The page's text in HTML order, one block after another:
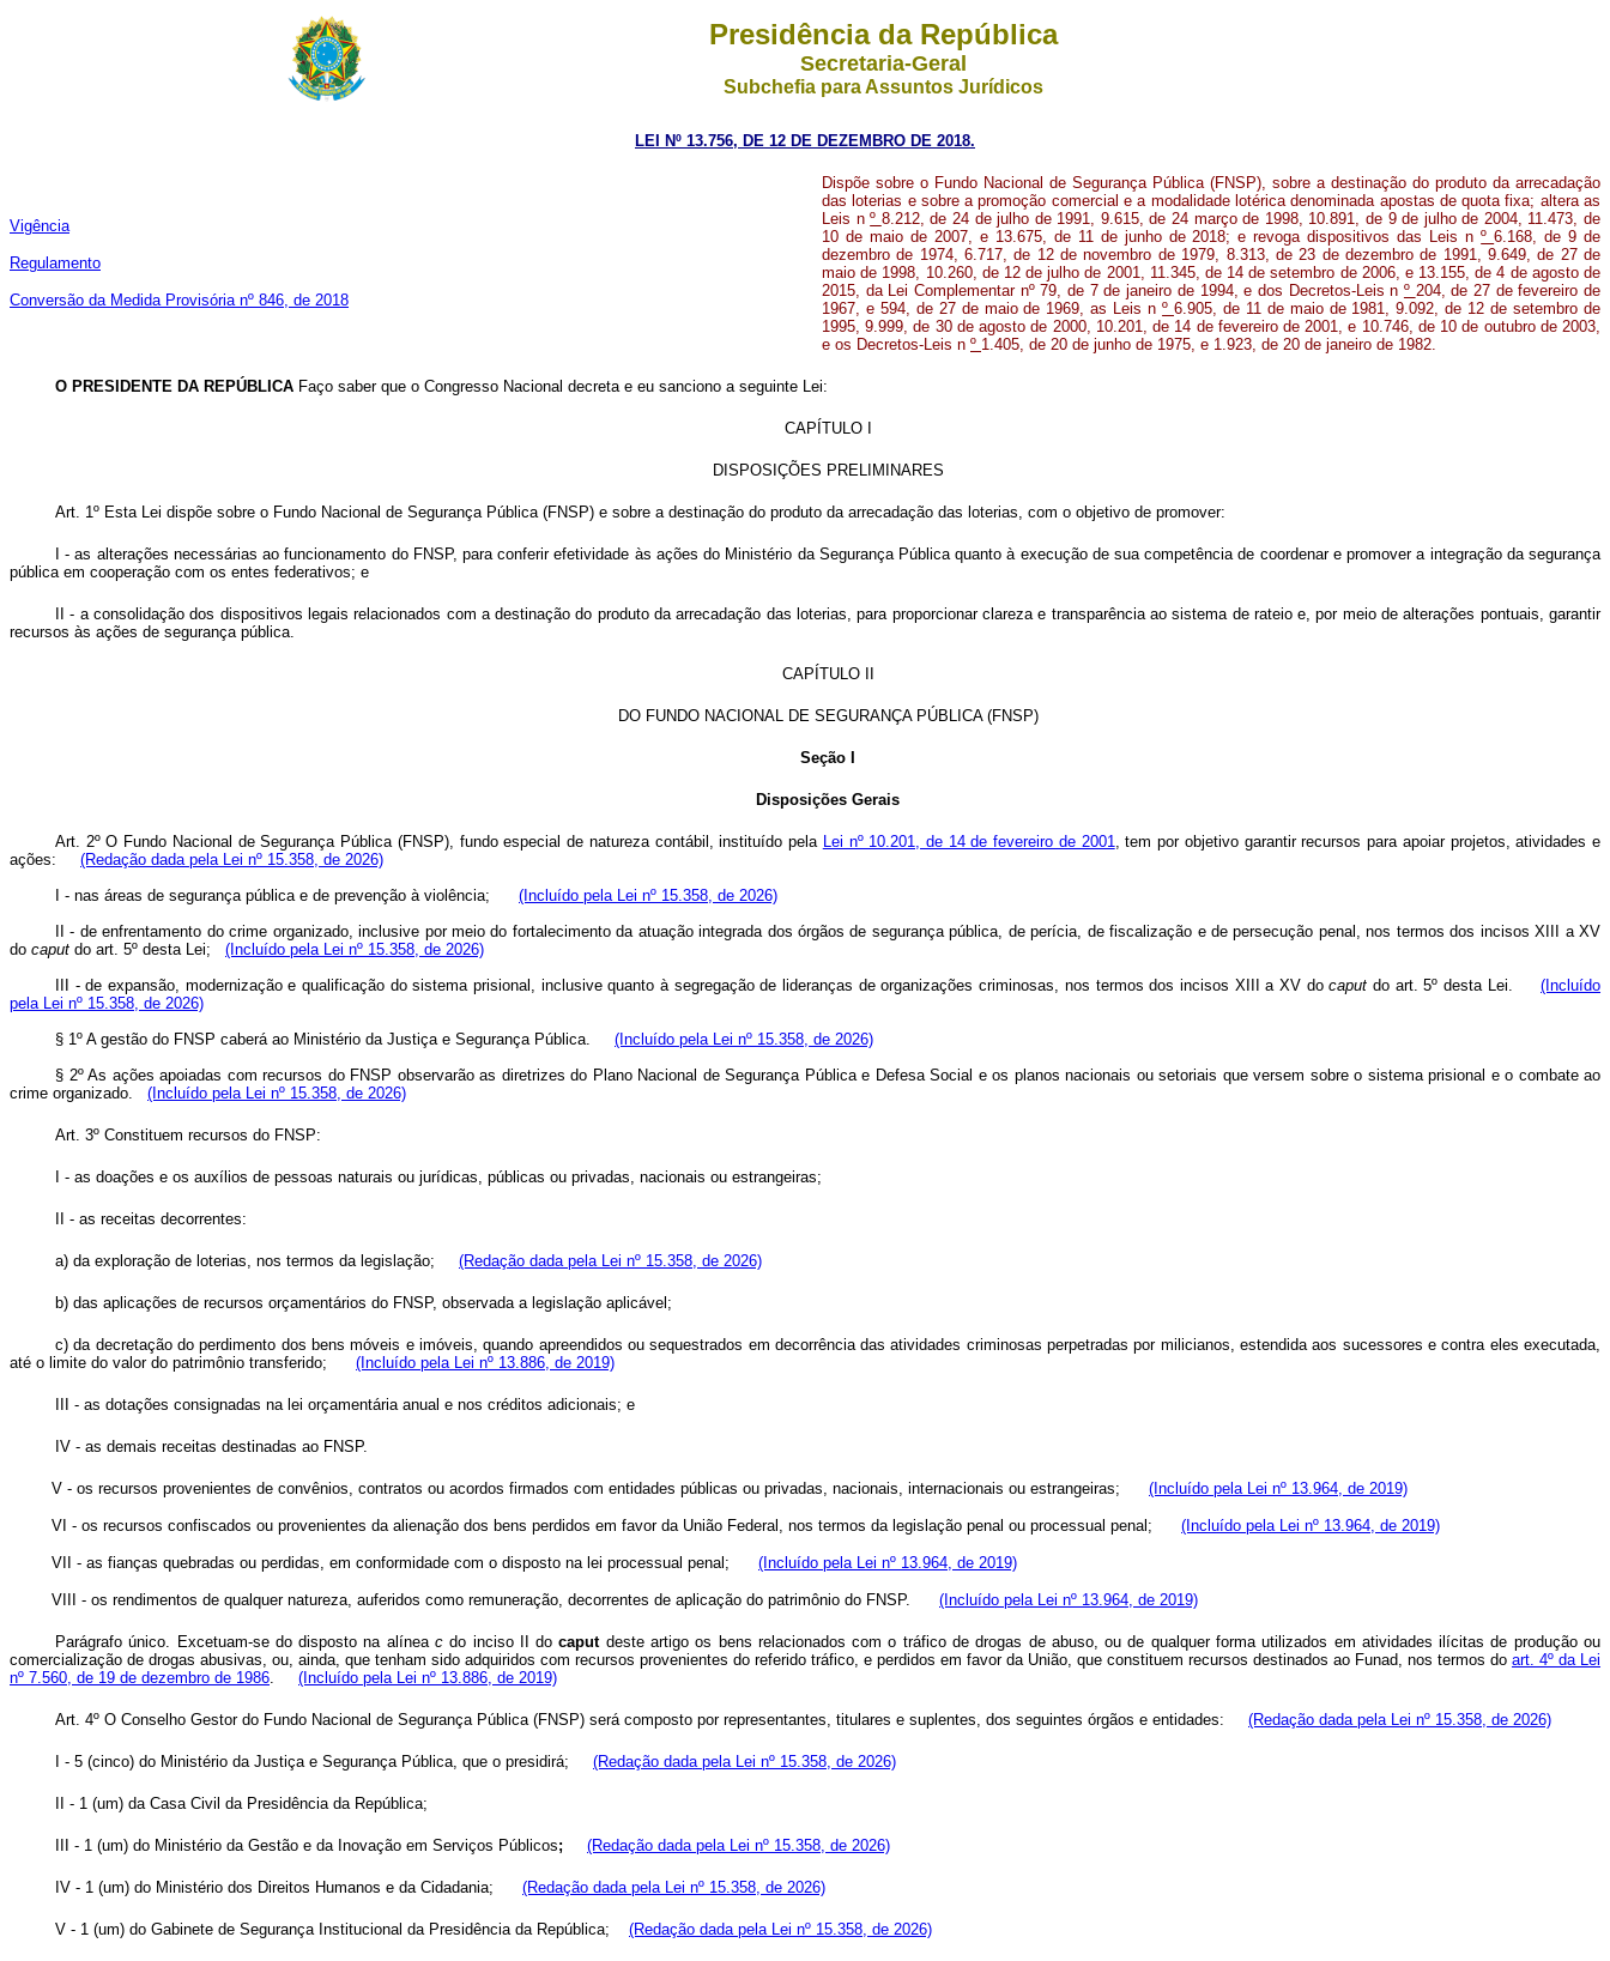
Presidência da República
Secretaria-Geral
Subchefia para Assuntos Jurídicos
LEI Nº 13.756, DE 12 DE DEZEMBRO DE 2018.
Vigência
Regulamento
Conversão da Medida Provisória nº 846, de 2018
Dispõe sobre o Fundo Nacional de Segurança Pública (FNSP), sobre a destinação do produto da arrecadação
das loterias e sobre a promoção comercial e a modalidade lotérica denominada apostas de quota fixa; altera as
Leis nº 8.212, de 24 de julho de 1991, 9.615, de 24 março de 1998, 10.891, de 9 de julho de 2004, 11.473, de
10 de maio de 2007, e 13.675, de 11 de junho de 2018; e revoga dispositivos das Leis nº6.168, de 9 de
dezembro de 1974, 6.717, de 12 de novembro de 1979, 8.313, de 23 de dezembro de 1991, 9.649, de 27 de
maio de 1998, 10.260, de 12 de julho de 2001, 11.345, de 14 de setembro de 2006, e 13.155, de 4 de agosto de
2015, da Lei Complementar nº 79, de 7 de janeiro de 1994, e dos Decretos-Leis n º 204, de 27 de fevereiro de
1967, e 594, de 27 de maio de 1969, as Leis nº 6.905, de 11 de maio de 1981, 9.092, de 12 de setembro de
1995, 9.999, de 30 de agosto de 2000, 10.201, de 14 de fevereiro de 2001, e 10.746, de 10 de outubro de 2003,
e os Decretos-Leis n º 1.405, de 20 de junho de 1975, e 1.923, de 20 de janeiro de 1982.
O PRESIDENTE DA REPÚBLICA Faço saber que o Congresso Nacional decreta e eu sanciono a seguinte Lei:
CAPÍTULO I
DISPOSIÇÕES PRELIMINARES
Art. 1º Esta Lei dispõe sobre o Fundo Nacional de Segurança Pública (FNSP) e sobre a destinação do produto da arrecadação das loterias, com o objetivo de promover:
I - as alterações necessárias ao funcionamento do FNSP, para conferir efetividade às ações do Ministério da Segurança Pública quanto à execução de sua competência de coordenar e promover a integração da segurança
pública em cooperação com os entes federativos; e
II - a consolidação dos dispositivos legais relacionados com a destinação do produto da arrecadação das loterias, para proporcionar clareza e transparência ao sistema de rateio e, por meio de alterações pontuais, garantir
recursos às ações de segurança pública.
CAPÍTULO II
DO FUNDO NACIONAL DE SEGURANÇA PÚBLICA (FNSP)
Seção I
Disposições Gerais
Art. 2º O Fundo Nacional de Segurança Pública (FNSP), fundo especial de natureza contábil, instituído pela Lei nº 10.201, de 14 de fevereiro de 2001, tem por objetivo garantir recursos para apoiar projetos, atividades e
ações: (Redação dada pela Lei nº 15.358, de 2026)
I - nas áreas de segurança pública e de prevenção à violência; (Incluído pela Lei nº 15.358, de 2026)
II - de enfrentamento do crime organizado, inclusive por meio do fortalecimento da atuação integrada dos órgãos de segurança pública, de perícia, de fiscalização e de persecução penal, nos termos dos incisos XIII a XV
do caput do art. 5º desta Lei; (Incluído pela Lei nº 15.358, de 2026)
III - de expansão, modernização e qualificação do sistema prisional, inclusive quanto à segregação de lideranças de organizações criminosas, nos termos dos incisos XIII a XV docaput do art. 5º desta Lei.(Incluído
pela Lei nº 15.358, de 2026)
§ 1º A gestão do FNSP caberá ao Ministério da Justiça e Segurança Pública. (Incluído pela Lei nº 15.358, de 2026)
§ 2º As ações apoiadas com recursos do FNSP observarão as diretrizes do Plano Nacional de Segurança Pública e Defesa Social e os planos nacionais ou setoriais que versem sobre o sistema prisional e o combate ao
crime organizado. (Incluído pela Lei nº 15.358, de 2026)
Art. 3º Constituem recursos do FNSP:
I - as doações e os auxílios de pessoas naturais ou jurídicas, públicas ou privadas, nacionais ou estrangeiras;
II - as receitas decorrentes:
a) da exploração de loterias, nos termos da legislação; (Redação dada pela Lei nº 15.358, de 2026)
b) das aplicações de recursos orçamentários do FNSP, observada a legislação aplicável;
c) da decretação do perdimento dos bens móveis e imóveis, quando apreendidos ou sequestrados em decorrência das atividades criminosas perpetradas por milicianos, estendida aos sucessores e contra eles executada,
até o limite do valor do patrimônio transferido; (Incluído pela Lei nº 13.886, de 2019)
III - as dotações consignadas na lei orçamentária anual e nos créditos adicionais; e
IV - as demais receitas destinadas ao FNSP.
V - os recursos provenientes de convênios, contratos ou acordos firmados com entidades públicas ou privadas, nacionais, internacionais ou estrangeiras; (Incluído pela Lei nº 13.964, de 2019)
VI - os recursos confiscados ou provenientes da alienação dos bens perdidos em favor da União Federal, nos termos da legislação penal ou processual penal; (Incluído pela Lei nº 13.964, de 2019)
VII - as fianças quebradas ou perdidas, em conformidade com o disposto na lei processual penal; (Incluído pela Lei nº 13.964, de 2019)
VIII - os rendimentos de qualquer natureza, auferidos como remuneração, decorrentes de aplicação do patrimônio do FNSP. (Incluído pela Lei nº 13.964, de 2019)
Parágrafo único. Excetuam-se do disposto na alínea c do inciso II docaputdeste artigo os bens relacionados com o tráfico de drogas de abuso, ou de qualquer forma utilizados em atividades ilícitas de produção ou
comercialização de drogas abusivas, ou, ainda, que tenham sido adquiridos com recursos provenientes do referido tráfico, e perdidos em favor da União, que constituem recursos destinados ao Funad, nos termos do art. 4º da Lei
nº 7.560, de 19 de dezembro de 1986. (Incluído pela Lei nº 13.886, de 2019)
Art. 4º O Conselho Gestor do Fundo Nacional de Segurança Pública (FNSP) será composto por representantes, titulares e suplentes, dos seguintes órgãos e entidades: (Redação dada pela Lei nº 15.358, de 2026)
I - 5 (cinco) do Ministério da Justiça e Segurança Pública, que o presidirá; (Redação dada pela Lei nº 15.358, de 2026)
II - 1 (um) da Casa Civil da Presidência da República;
III - 1 (um) do Ministério da Gestão e da Inovação em Serviços Públicos; (Redação dada pela Lei nº 15.358, de 2026)
IV - 1 (um) do Ministério dos Direitos Humanos e da Cidadania; (Redação dada pela Lei nº 15.358, de 2026)
V - 1 (um) do Gabinete de Segurança Institucional da Presidência da República; (Redação dada pela Lei nº 15.358, de 2026)